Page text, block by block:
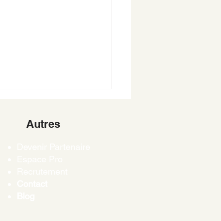
Autres